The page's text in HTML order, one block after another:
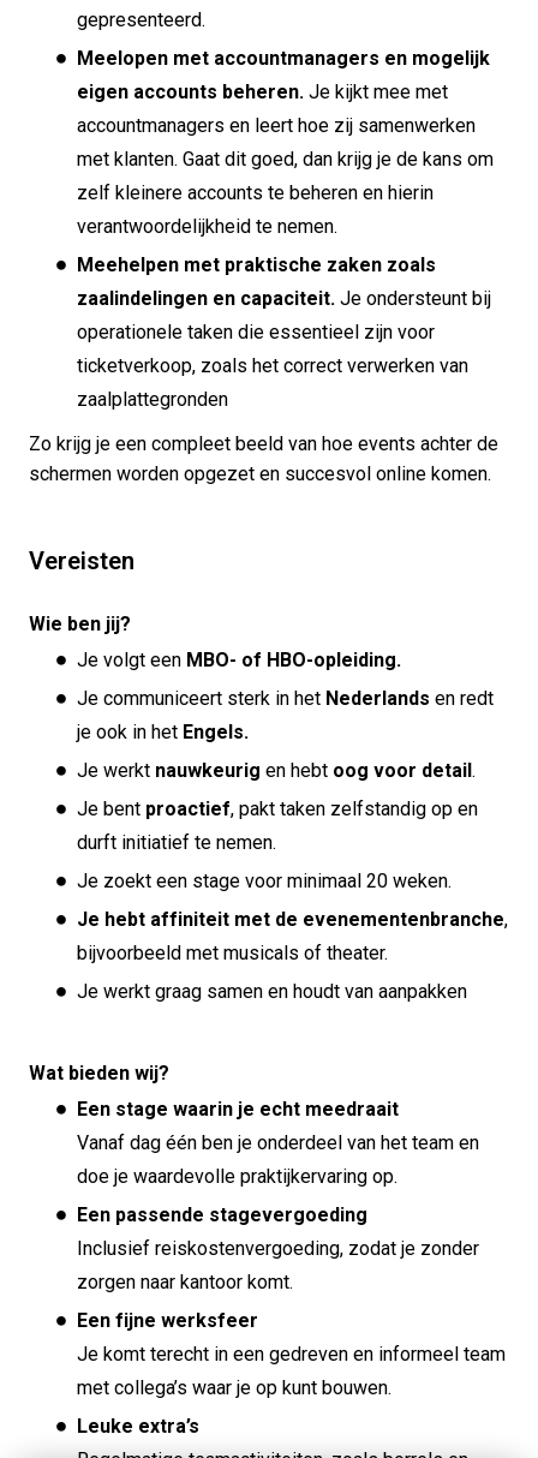
gepresenteerd.
Meelopen met accountmanagers en mogelijk
eigen accounts beheren. Je kijkt mee met
accountmanagers en leert hoe zij samenwerken
met klanten. Gaat dit goed, dan krijg je de kans om
zelf kleinere accounts te beheren en hierin
verantwoordelijkheid te nemen.
Meehelpen met praktische zaken zoals
zaalindelingen en capaciteit. Je ondersteunt bij
operationele taken die essentieel zijn voor
ticketverkoop, zoals het correct verwerken van
zaalplattegronden
Zo krijg je een compleet beeld van hoe events achter de
schermen worden opgezet en succesvol online komen.
Vereisten
Wie ben jij?
Je volgt een MBO- of HBO-opleiding.
Je communiceert sterk in het Nederlands en redt
je ook in het Engels.
Je werkt nauwkeurig en hebt oog voor detail.
Je bent proactief, pakt taken zelfstandig op en
durft initiatief te nemen.
Je zoekt een stage voor minimaal 20 weken.
Je hebt affiniteit met de evenementenbranche,
bijvoorbeeld met musicals of theater.
Je werkt graag samen en houdt van aanpakken
Wat bieden wij?
Een stage waarin je echt meedraait
Vanaf dag één ben je onderdeel van het team en
doe je waardevolle praktijkervaring op.
Een passende stagevergoeding
Inclusief reiskostenvergoeding, zodat je zonder
zorgen naar kantoor komt.
Een fijne werksfeer
Je komt terecht in een gedreven en informeel team
met collega’s waar je op kunt bouwen.
Leuke extra’s